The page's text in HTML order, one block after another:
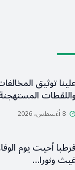
توثيق
واللقطات
8 أغسطس، 2026
قرطبا أحيت يوم
ونورا…